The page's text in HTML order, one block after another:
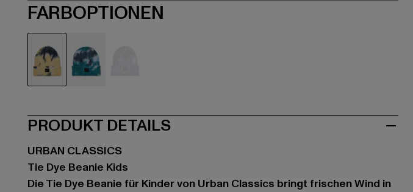
FARBOPTIONEN
PRODUKT DETAILS
URBAN CLASSICS
Tie Dye Beanie Kids
Die Tie Dye Beanie für Kinder von Urban Classics bringt frischen Wind in